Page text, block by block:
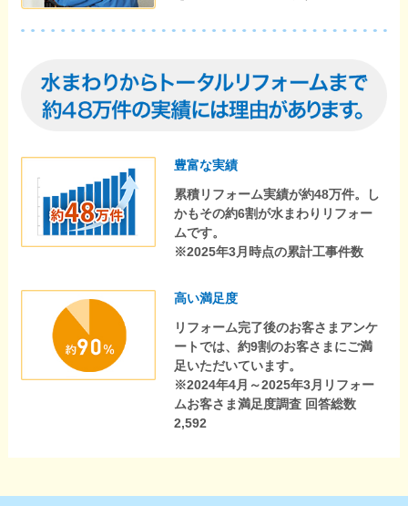
豊富な実績
累積リフォーム実績が約48万件。し
かもその約6割が水まわりリフォー
ムです。
※2025年3月時点の累計工事件数
高い満足度
リフォーム完了後のお客さまアンケ
ートでは、約9割のお客さまにご満
足いただいています。
※2024年4月～2025年3月リフォー
ムお客さま満足度調査 回答総数
2,592